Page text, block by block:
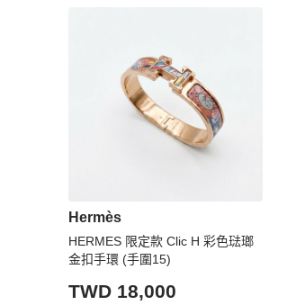
Hermès
HERMES 限定款 Clic H 彩色琺瑯
金扣手環 (手圍15)
TWD 18,000